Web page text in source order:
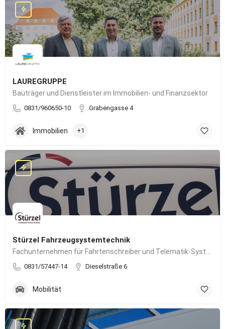
LAUREGRUPPE
Bauträger und Dienstleister im Immobilien- und Finanzsektor
0831/960650-10 Grabengasse 4
Immobilien +1
Stürzel Fahrzeugsystemtechnik
0831/57447-14 Dieselstraße 6
Mobilität